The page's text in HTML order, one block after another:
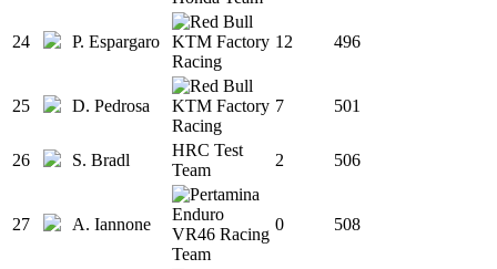
24 P. Espargaro 12 496
25 D. Pedrosa 7 501
26 S. Bradl
HRC Test
Team
2 506
27 A. Iannone 0 508